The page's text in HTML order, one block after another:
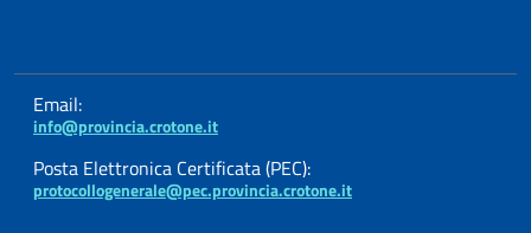
Email:
info@provincia.crotone.it
Posta Elettronica Certificata (PEC):
protocollogenerale@pec.provincia.crotone.it